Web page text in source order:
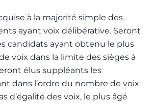
à la majorité simple des
ayant voix délibérative. Seront
candidats ayant obtenu le plus
voix dans la limite des sièges à
élus suppléants les
dans l’ordre du nombre de voix
d’égalité des voix, le plus âgé